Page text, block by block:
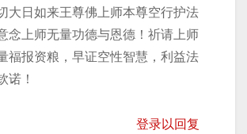
大日如来王尊佛上师本尊空行护法
念上师无量功德与恩德！祈请上师
福报资粮，早证空性智慧，利益法
诺！
登录以回复